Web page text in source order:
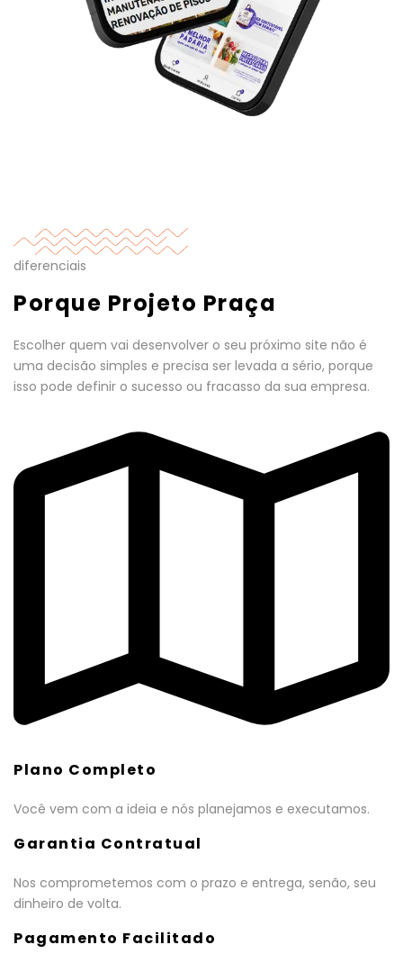
diferenciais
Porque Projeto Praça
Escolher quem vai desenvolver o seu próximo site não é
uma decisão simples e precisa ser levada a sério, porque
isso pode definir o sucesso ou fracasso da sua empresa.
Plano Completo
Você vem com a ideia e nós planejamos e executamos.
Garantia Contratual
Nos comprometemos com o prazo e entrega, senão, seu
dinheiro de volta.
Pagamento Facilitado